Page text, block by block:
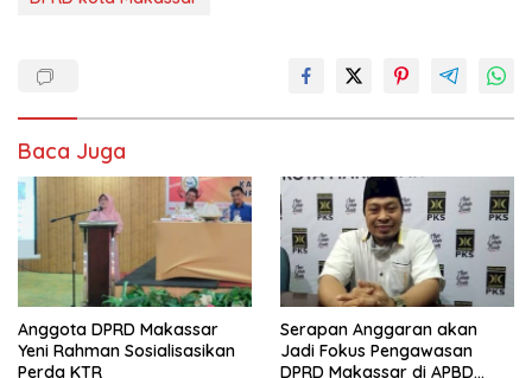
Baca Juga
Anggota DPRD Makassar
Yeni Rahman Sosialisasikan
Perda KTR
Serapan Anggaran akan
Jadi Fokus Pengawasan
DPRD Makassar di APBD